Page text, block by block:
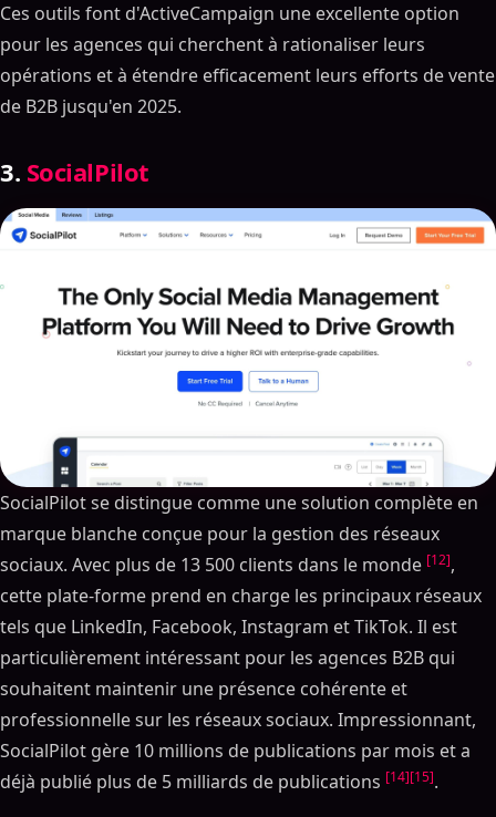
Ces outils font d'ActiveCampaign une excellente option
pour les agences qui cherchent à rationaliser leurs
opérations et à étendre efficacement leurs efforts de vente
de B2B jusqu'en 2025.
3. SocialPilot
SocialPilot se distingue comme une solution complète en
marque blanche conçue pour la gestion des réseaux
sociaux. Avec plus de 13 500 clients dans le monde [12],
cette plate-forme prend en charge les principaux réseaux
tels que LinkedIn, Facebook, Instagram et TikTok. Il est
particulièrement intéressant pour les agences B2B qui
souhaitent maintenir une présence cohérente et
professionnelle sur les réseaux sociaux. Impressionnant,
SocialPilot gère 10 millions de publications par mois et a
déjà publié plus de 5 milliards de publications [14][15].